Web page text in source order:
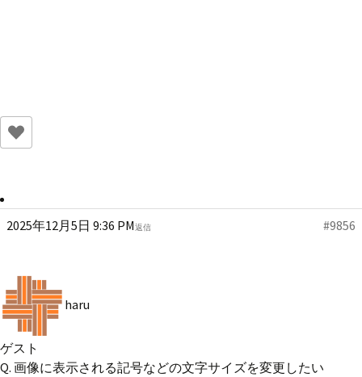
2025年12月5日 9:36 PM #9856
返信
haru
ゲスト
Q. 画像に表示される記号などの文字サイズを変更したい